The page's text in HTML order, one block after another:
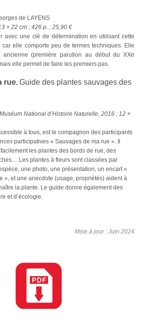
de LAYENS
× 22 cm ; 426 p. ; 25,90 €
avec une clé de détermination en utilisant cette
car elle comporte peu de termes techniques. Elle
ancienne (première parution au début du XXe
elle permet de faire les premiers pas.
rue.Guide des plantes sauvages des
National d’Histoire Naturelle, 2016 ; 12 ×
à tous, est le compagnon des participants
participatives « Sauvages de ma rue ». Il
les plantes des bords de rue, des
Les plantes à fleurs sont classées par
une photo, une présentation, un encart «
», et une anecdote (usage, propriétés) aident à
la plante. Le guide donne également des
et d’écologie.
Mise à jour : Juin 2024